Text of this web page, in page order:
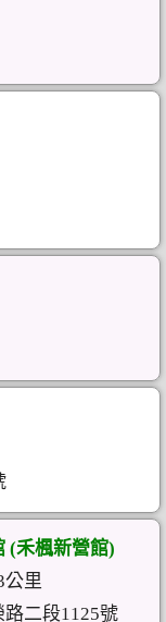
(禾楓新營館)
公里
二段1125號